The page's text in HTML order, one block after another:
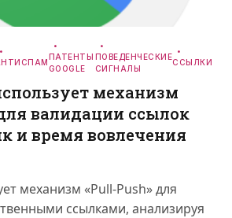
ПАТЕНТЫ
GOOGLE
ПОВЕДЕНЧЕСКИЕ
СИГНАЛЫ
ССЫЛКИ
механизм
валидации ссылок
и время вовлечения
механизм «Pull-Push» для
ссылками, анализируя